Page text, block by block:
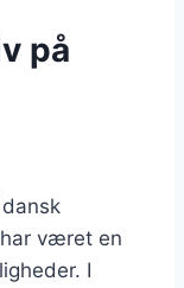
på
været en
I